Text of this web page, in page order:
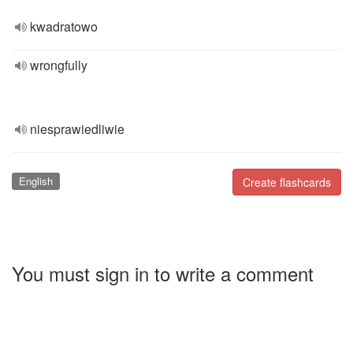
kwadratowo
wrongfully
niesprawiedliwie
Create flashcards
English
You must sign in to write a comment